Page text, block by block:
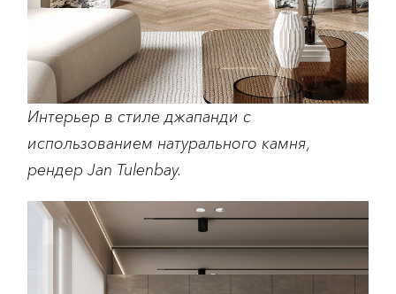
Интерьер в стиле джапанди с
использованием натурального камня,
рендер Jan Tulenbay.